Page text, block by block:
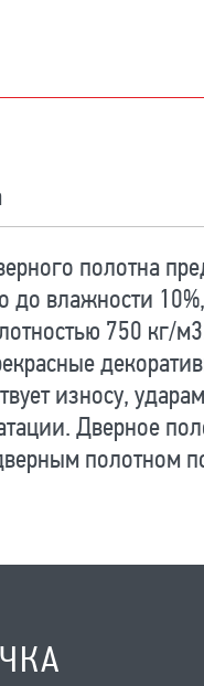
полотна
до влажности
750 кг/
износу,
Дверное
полотном